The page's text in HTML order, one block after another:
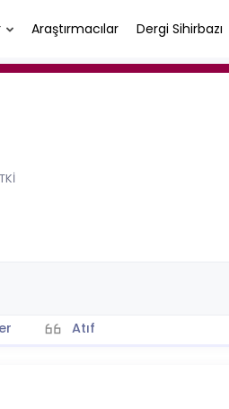
Araştırmacılar Dergi Sihirbazı
Atıf